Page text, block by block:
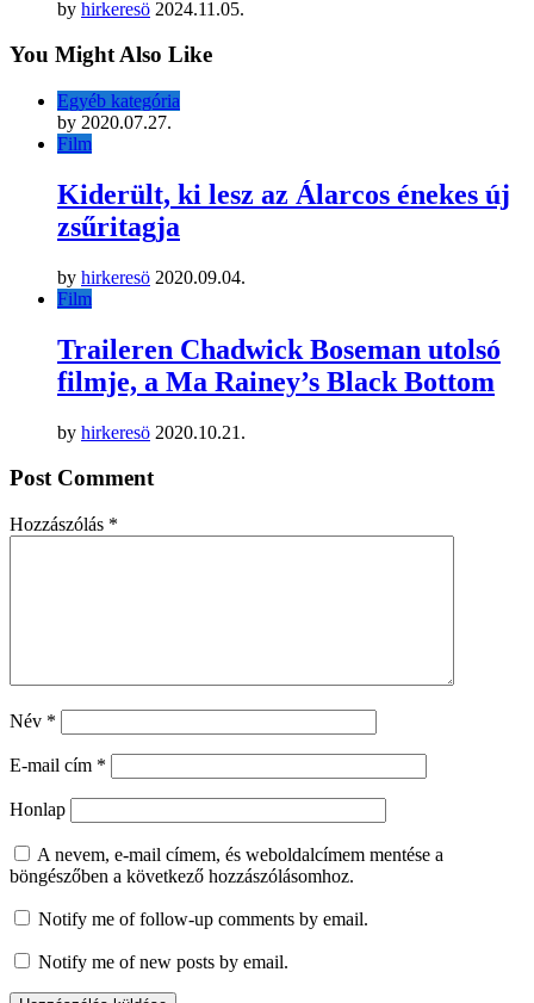
by hirkeresö 2024.11.05.
You Might Also Like
Egyéb kategória
by 2020.07.27.
Film
Kiderült, ki lesz az Álarcos énekes új
zsűritagja
by hirkeresö 2020.09.04.
Film
Traileren Chadwick Boseman utolsó
filmje, a Ma Rainey’s Black Bottom
by hirkeresö 2020.10.21.
Post Comment
Hozzászólás *
Név *
E-mail cím *
Honlap
A nevem, e-mail címem, és weboldalcímem mentése a
böngészőben a következő hozzászólásomhoz.
Notify me of follow-up comments by email.
Notify me of new posts by email.